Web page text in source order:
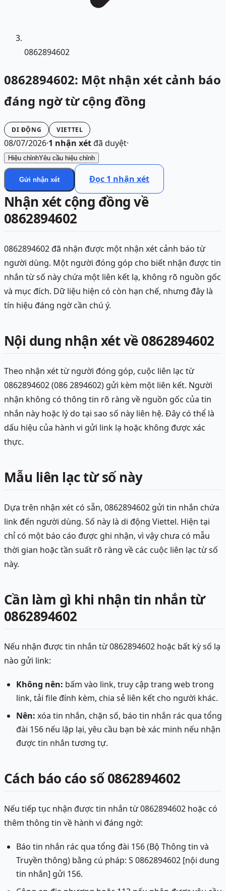
0862894602
0862894602: Một nhận xét cảnh báo
đáng ngờ từ cộng đồng
DI ĐỘNG VIETTEL
08/07/2026·1 nhận xétđã duyệt·
Hiệu chỉnhYêu cầu hiệu chỉnh
Gửi nhận xét Đọc 1 nhận xét
Nhận xét cộng đồng về
0862894602
0862894602 đã nhận được một nhận xét cảnh báo từ
người dùng. Một người đóng góp cho biết nhận được tin
nhắn từ số này chứa một liên kết lạ, không rõ nguồn gốc
và mục đích. Dữ liệu hiện có còn hạn chế, nhưng đây là
tín hiệu đáng ngờ cần chú ý.
Nội dung nhận xét về 0862894602
Theo nhận xét từ người đóng góp, cuộc liên lạc từ
0862894602 (086 2894602) gửi kèm một liên kết. Người
nhận không có thông tin rõ ràng về nguồn gốc của tin
nhắn này hoặc lý do tại sao số này liên hệ. Đây có thể là
dấu hiệu của hành vi gửi link lạ hoặc không được xác
thực.
Mẫu liên lạc từ số này
Dựa trên nhận xét có sẵn, 0862894602 gửi tin nhắn chứa
link đến người dùng. Số này là di động Viettel. Hiện tại
chỉ có một báo cáo được ghi nhận, vì vậy chưa có mẫu
thời gian hoặc tần suất rõ ràng về các cuộc liên lạc từ số
này.
Cần làm gì khi nhận tin nhắn từ
0862894602
Nếu nhận được tin nhắn từ 0862894602 hoặc bất kỳ số lạ
nào gửi link:
Không nên: bấm vào link, truy cập trang web trong
link, tải file đính kèm, chia sẻ liên kết cho người khác.
Nên: xóa tin nhắn, chặn số, báo tin nhắn rác qua tổng
đài 156 nếu lặp lại, yêu cầu bạn bè xác minh nếu nhận
được tin nhắn tương tự.
Cách báo cáo số 0862894602
Nếu tiếp tục nhận được tin nhắn từ 0862894602 hoặc có
thêm thông tin về hành vi đáng ngờ:
Báo tin nhắn rác qua tổng đài 156 (Bộ Thông tin và
Truyền thông) bằng cú pháp: S 0862894602 [nội dung
tin nhắn] gửi 156.